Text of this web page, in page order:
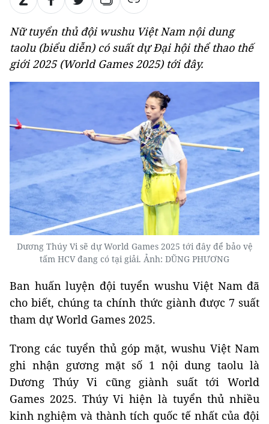
Nữ tuyển thủ đội wushu Việt Nam nội dung
taolu (biểu diễn) có suất dự Đại hội thể thao thế
giới 2025 (World Games 2025) tới đây.
Dương Thúy Vi sẽ dự World Games 2025 tới đây để bảo vệ
tấm HCV đang có tại giải. Ảnh: DŨNG PHƯƠNG
Ban huấn luyện đội tuyển wushu Việt Nam đã
cho biết, chúng ta chính thức giành được 7 suất
tham dự World Games 2025.
Trong các tuyển thủ góp mặt, wushu Việt Nam
ghi nhận gương mặt số 1 nội dung taolu là
Dương Thúy Vi cũng giành suất tới World
Games 2025. Thúy Vi hiện là tuyển thủ nhiều
kinh nghiệm và thành tích quốc tế nhất của đội